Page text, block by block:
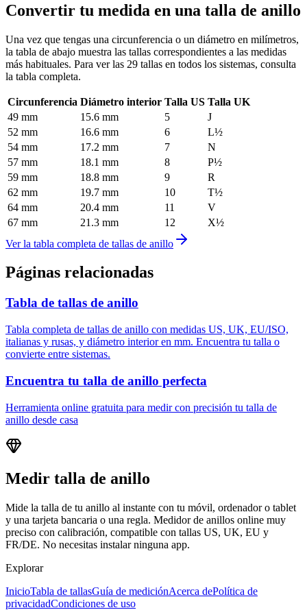
Convertir tu medida en una talla de anillo
Una vez que tengas una circunferencia o un diámetro en milímetros,
la tabla de abajo muestra las tallas correspondientes a las medidas
más habituales. Para ver las 29 tallas en todos los sistemas, consulta
la tabla completa.
Circunferencia Diámetro interior Talla US Talla UK
49 mm 15.6 mm 5
J
52 mm 16.6 mm 6
L½
54 mm 17.2 mm 7
N
57 mm 18.1 mm 8
P½
59 mm 18.8 mm 9
R
62 mm 19.7 mm 10
T½
64 mm 20.4 mm 11
V
67 mm 21.3 mm 12
X½
Ver la tabla completa de tallas de anillo
Páginas relacionadas
Tabla de tallas de anillo
Tabla completa de tallas de anillo con medidas US, UK, EU/ISO,
italianas y rusas, y diámetro interior en mm. Encuentra tu talla o
convierte entre sistemas.
Encuentra tu talla de anillo perfecta
Herramienta online gratuita para medir con precisión tu talla de
anillo desde casa
Medir talla de anillo
Mide la talla de tu anillo al instante con tu móvil, ordenador o tablet
y una tarjeta bancaria o una regla. Medidor de anillos online muy
preciso con calibración, compatible con tallas US, UK, EU y
FR/DE. No necesitas instalar ninguna app.
Explorar
InicioTabla de tallasGuía de mediciónAcerca dePolítica de
privacidadCondiciones de uso